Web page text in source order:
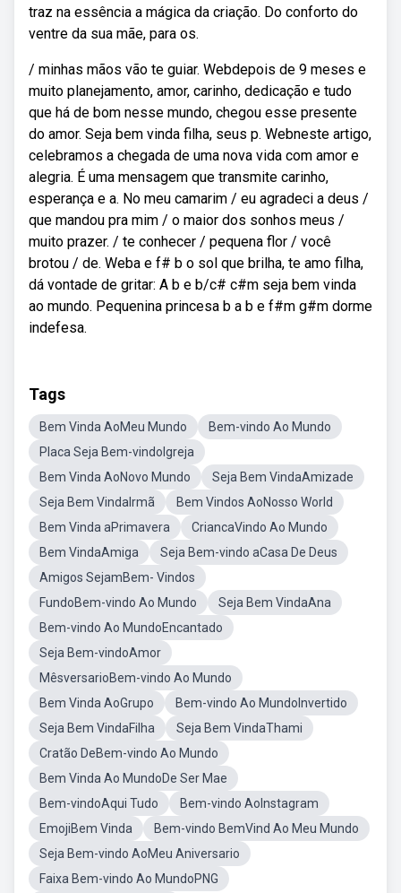
traz na essência a mágica da criação. Do conforto do
ventre da sua mãe, para os.
/ minhas mãos vão te guiar. Webdepois de 9 meses e
muito planejamento, amor, carinho, dedicação e tudo
que há de bom nesse mundo, chegou esse presente
do amor. Seja bem vinda filha, seus p. Webneste artigo,
celebramos a chegada de uma nova vida com amor e
alegria. É uma mensagem que transmite carinho,
esperança e a. No meu camarim / eu agradeci a deus /
que mandou pra mim / o maior dos sonhos meus /
muito prazer. / te conhecer / pequena flor / você
brotou / de. Weba e f# b o sol que brilha, te amo filha,
dá vontade de gritar: A b e b/c# c#m seja bem vinda
ao mundo. Pequenina princesa b a b e f#m g#m dorme
indefesa.
Tags
Bem Vinda AoMeu Mundo
Bem-vindo Ao Mundo
Placa Seja Bem-vindoIgreja
Bem Vinda AoNovo Mundo
Seja Bem VindaAmizade
Seja Bem VindaIrmã
Bem Vindos AoNosso World
Bem Vinda aPrimavera
CriancaVindo Ao Mundo
Bem VindaAmiga
Seja Bem-vindo aCasa De Deus
Amigos SejamBem- Vindos
FundoBem-vindo Ao Mundo
Seja Bem VindaAna
Bem-vindo Ao MundoEncantado
Seja Bem-vindoAmor
MêsversarioBem-vindo Ao Mundo
Bem Vinda AoGrupo
Bem-vindo Ao MundoInvertido
Seja Bem VindaFilha
Seja Bem VindaThami
Cratão DeBem-vindo Ao Mundo
Bem Vinda Ao MundoDe Ser Mae
Bem-vindoAqui Tudo
Bem-vindo AoInstagram
EmojiBem Vinda
Bem-vindo BemVind Ao Meu Mundo
Seja Bem-vindo AoMeu Aniversario
Faixa Bem-vindo Ao MundoPNG